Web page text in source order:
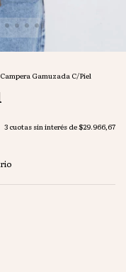
Campera Gamuzada C/Piel
3 cuotas sin interés de$29.966,67